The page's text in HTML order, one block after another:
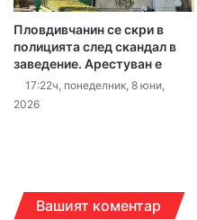
Пловдивчанин се скри в
полицията след скандал в
заведение. Арестуван е
17:22ч, понеделник, 8 юни,
2026
Вашият коментар